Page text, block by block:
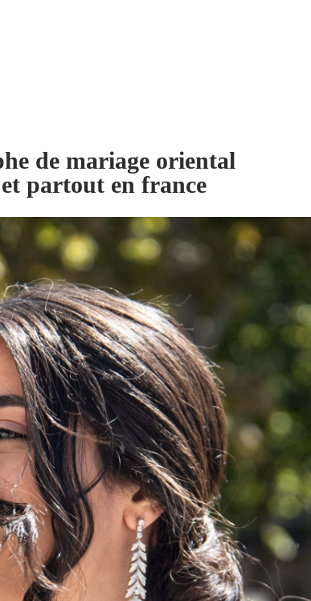
de mariage oriental
partout en france